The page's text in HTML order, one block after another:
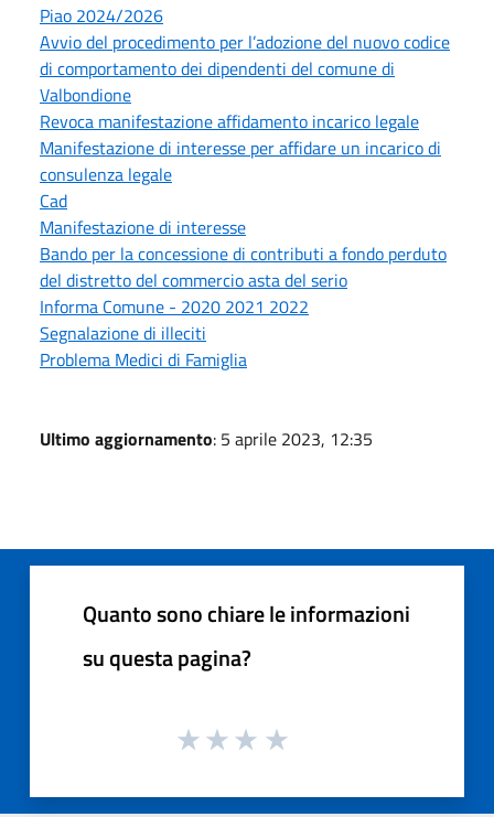
Piao 2024/2026
Avvio del procedimento per l’adozione del nuovo codice
di comportamento dei dipendenti del comune di
Valbondione
Revoca manifestazione affidamento incarico legale
Manifestazione di interesse per affidare un incarico di
consulenza legale
Cad
Manifestazione di interesse
Bando per la concessione di contributi a fondo perduto
del distretto del commercio asta del serio
Informa Comune - 2020 2021 2022
Segnalazione di illeciti
Problema Medici di Famiglia
Ultimo aggiornamento: 5 aprile 2023, 12:35
Quanto sono chiare le informazioni
su questa pagina?